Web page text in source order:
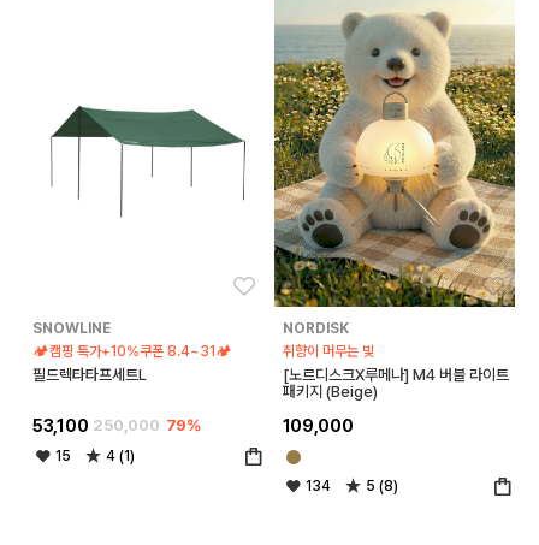
좋아요
SNOWLINE
🏕️캠핑 특가+10%쿠폰 8.4~31🏕️
필드렉타타프세트L
53,100 250,000 79%
15 4 (1)
NORDISK
취향이 머무는 빛
[노르디스크X루메나] M4 버블 라이트
패키지 (Beige)
109,000
134 5 (8)